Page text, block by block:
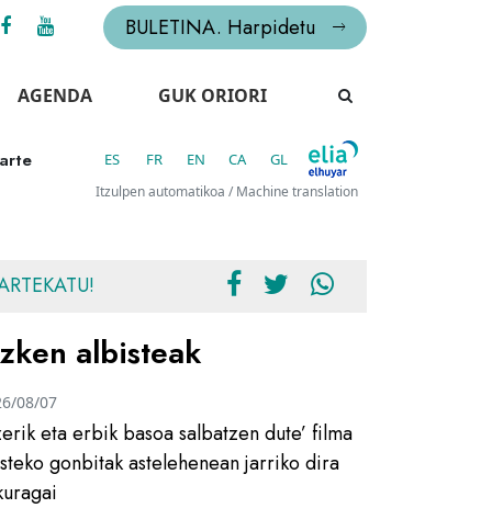
BULETINA. Harpidetu
AGENDA GUK ORIORI
ES FR EN CA GL
Itzulpen automatikoa / Machine translation
albisteak
eta erbik basoa salbatzen dute’ filma
gonbitak astelehenean jarriko dira
08/07